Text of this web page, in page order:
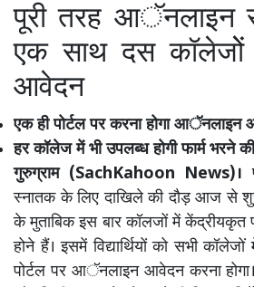
पूरी तरह आॅनलाइन
एक साथ दस
आवेदन
एक ही पोर्टल पर करना होगा आॅनलाइन
हर कॉलेज में भी उपलब्ध होगी फार्म भरने
गुरुग्राम (SachKahoon News)।
स्नातक के लिए दाखिले की दौड़ आज से
के मुताबिक इस बार कॉलजों में केंद्रीयकृत
होने हैं। इसमें विद्यार्थियों को सभी
पोर्टल पर आॅनलाइन आवेदन करना